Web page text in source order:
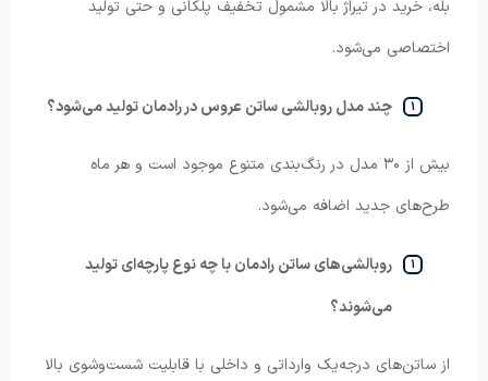
بله، خرید در تیراژ بالا مشمول تخفیف پلکانی و حتی تولید
اختصاصی می‌شود.
چند مدل روبالشی ساتن عروس در رادمان تولید می‌شود؟
بیش از ۳۰ مدل در رنگ‌بندی متنوع موجود است و هر ماه
طرح‌های جدید اضافه می‌شود.
روبالشی‌های ساتن رادمان با چه نوع پارچه‌ای تولید
می‌شوند؟
از ساتن‌های درجه‌یک وارداتی و داخلی با قابلیت شست‌وشوی بالا